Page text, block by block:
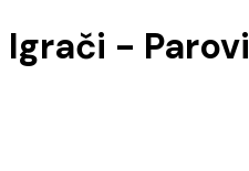
Igrači - Parovi